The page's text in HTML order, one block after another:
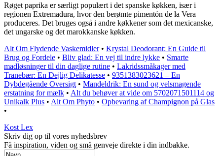
Røget paprika er særligt populært i det spanske køkken, især i
regionen Extremadura, hvor den berømte pimentón de la Vera
produceres. Det bruges også i andre køkkener som det mexicanske,
det ungarske og det marokkanske køkken.
Alt Om Flydende Vaskemidler• Krystal Deodorant: En Guide til
Brug og Fordele • Bliv glad: En vej til indre lykke • Smarte
madløsninger til din daglige rutine • Lakridssmåkager med
Tranebær: En Dejlig Delikatesse • 9351383023621 – En
Dybdegående Oversigt • Mandeldrik: En sund og velsmagende
erstatning for mælk • Alt du behøver at vide om 5702071501114 og
Unikalk Plus • Alt Om Phyto • Opbevaring af Champignon på Glas
•
Kost Lex
Skriv dig op til vores nyhedsbrev
Få inspiration, viden og små genveje direkte i din indbakke.